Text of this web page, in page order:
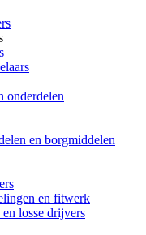
onderdelen
en borgmiddelen
en fitwerk
losse drijvers